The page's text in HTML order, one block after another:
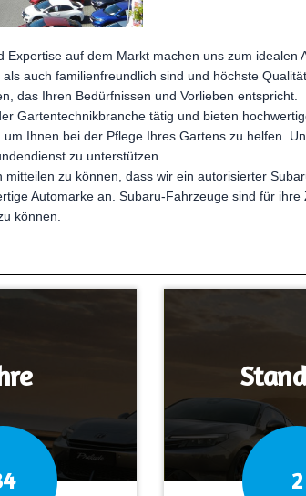
Expertise auf dem Markt machen uns zum
auch familienfreundlich sind und höchste
das Ihren Bedürfnissen und Vorlieben entspricht.
Gartentechnikbranche tätig und bieten
Ihnen bei der Pflege Ihres Gartens zu helfen.
zu unterstützen.
zu können, dass wir ein autorisierter
Automarke an. Subaru-Fahrzeuge sind für
können.
2